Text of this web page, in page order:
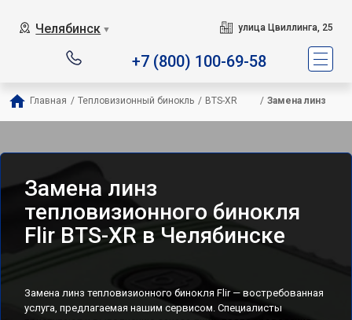
Челябинск ▼ улица Цвиллинга, 25
+7 (800) 100-69-58
Главная / Тепловизионный бинокль / BTS-XR / Замена линз
Замена линз
тепловизионного бинокля
Flir BTS-XR в Челябинске
Замена линз тепловизионного бинокля Flir — востребованная
услуга, предлагаемая нашим сервисом. Специалисты